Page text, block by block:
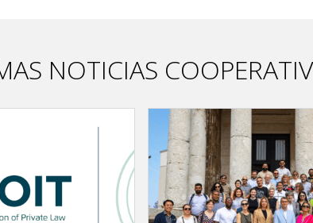
NOTICIAS